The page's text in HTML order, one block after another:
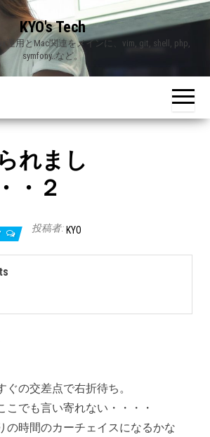
KYO's Tech
運用とMac関連をメインに、vim, git, shell, php,
symfony..など。
れまし
・２
投稿者: KYO
の交差点で右折待ち。
こでも言い寄れない・・・・
の時間のカーチェイスになるかな